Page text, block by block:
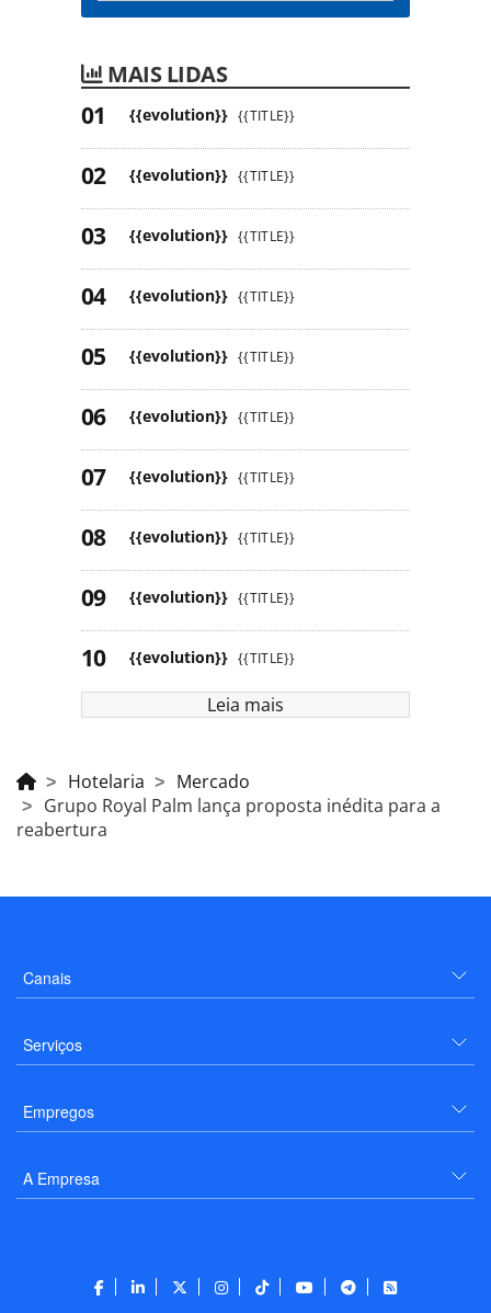
MAIS LIDAS
{{evolution}} {{TITLE}}
{{evolution}} {{TITLE}}
{{evolution}} {{TITLE}}
{{evolution}} {{TITLE}}
{{evolution}} {{TITLE}}
{{evolution}} {{TITLE}}
{{evolution}} {{TITLE}}
{{evolution}} {{TITLE}}
{{evolution}} {{TITLE}}
{{evolution}} {{TITLE}}
Leia mais
Hotelaria
Mercado
Grupo Royal Palm lança proposta inédita para a
reabertura
Canais
Serviços
Empregos
A Empresa